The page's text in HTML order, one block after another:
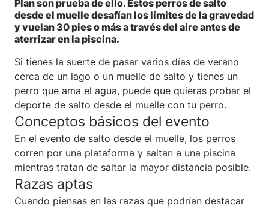
Plan son prueba de ello. Estos perros de salto
desde el muelle desafían los límites de la gravedad
y vuelan 30 pies o más a través del aire antes de
aterrizar en la piscina.
Si tienes la suerte de pasar varios días de verano
cerca de un lago o un muelle de salto y tienes un
perro que ama el agua, puede que quieras probar el
deporte de salto desde el muelle con tu perro.
Conceptos básicos del evento
En el evento de salto desde el muelle, los perros
corren por una plataforma y saltan a una piscina
mientras tratan de saltar la mayor distancia posible.
Razas aptas
Cuando piensas en las razas que podrían destacar